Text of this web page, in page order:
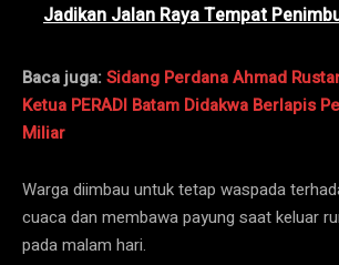
Jadikan Jalan Raya Tempat
Baca juga:Sidang Perdana Ahmad
Ketua PERADI Batam Didakwa Berlapis
Miliar
Warga diimbau untuk tetap waspada
cuaca dan membawa payung saat keluar
pada malam hari.